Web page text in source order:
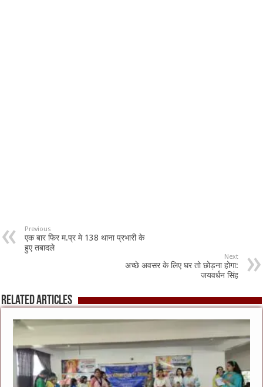
Previous
एक बार फिर म.प्र मे 138 थाना प्रभारी के
हुए तबादले
Next
अच्छे अवसर के लिए घर तो छोड़ना होगा:
जयवर्धन सिंह
Related Articles